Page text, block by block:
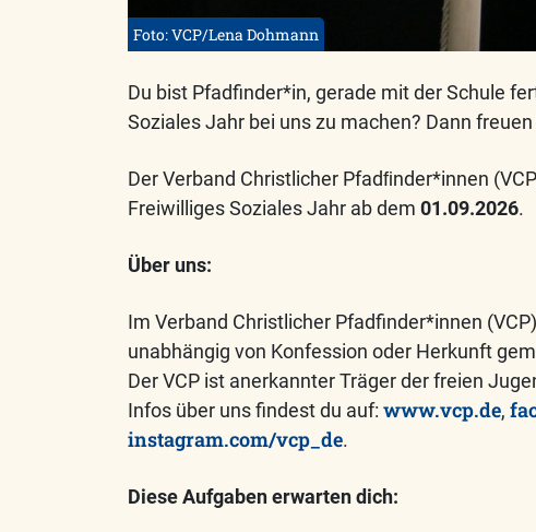
Foto: VCP/Lena Dohmann
Du bist Pfadfinder*in, gerade mit der Schule
Soziales Jahr bei uns zu machen? Dann
Der Verband Christlicher Pfadﬁnder*innen
Freiwilliges Soziales Jahr ab dem 01.09.2026.
Über uns:
Im Verband Christlicher Pfadfinder*innen
unabhängig von Konfession oder Herkunft
Der VCP ist anerkannter Träger der freien
Infos über uns findest du auf: www.vcp.de,
instagram.com/vcp_de.
Diese Aufgaben erwarten dich: